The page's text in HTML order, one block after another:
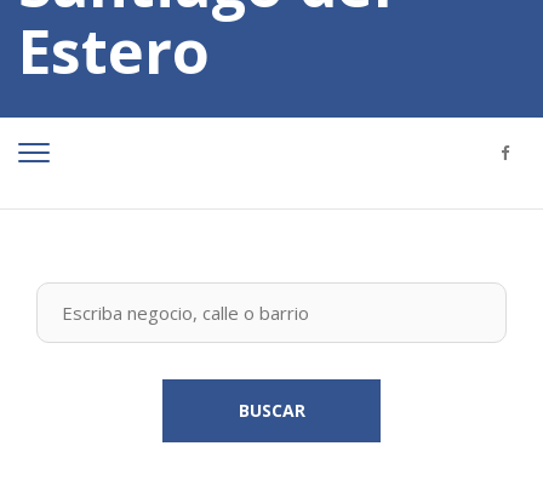
Estero
BUSCAR